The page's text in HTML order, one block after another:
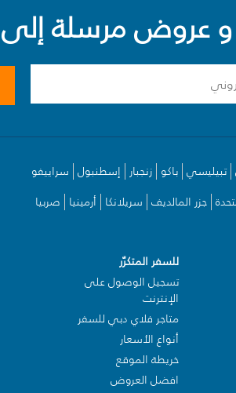
عروض مرسلة إلى
تبيليسي باكو زنجبار إسطنبول سراييفو
جزر المالديف سريلانكا أرمينيا صربيا
للسفر المتكرّر
تسجيل الوصول على
الإنترنت
متاجر فلاي دبي للسفر
أنواع الأسعار
خريطة الموقع
افضل العروض